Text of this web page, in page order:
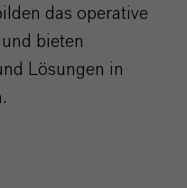
das operative
bieten
Lösungen in